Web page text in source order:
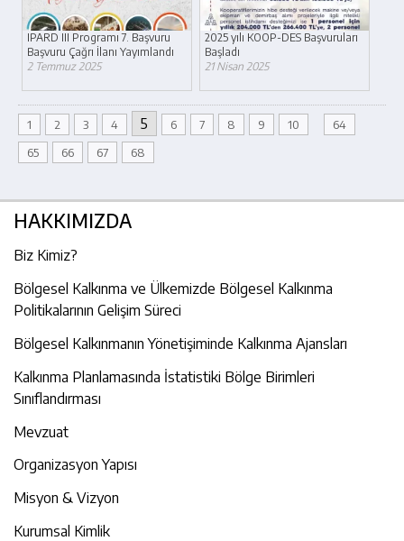
IPARD III Programı 7. Başvuru
Başvuru Çağrı İlanı Yayımlandı
2 Temmuz 2025
2025 yılı KOOP-DES Başvuruları
Başladı
21 Nisan 2025
1 2 3 4 5 6 7 8 9 10
64
65
66 67 68
HAKKIMIZDA
Biz Kimiz?
Bölgesel Kalkınma ve Ülkemizde Bölgesel Kalkınma
Politikalarının Gelişim Süreci
Bölgesel Kalkınmanın Yönetişiminde Kalkınma Ajansları
Kalkınma Planlamasında İstatistiki Bölge Birimleri
Sınıflandırması
Mevzuat
Organizasyon Yapısı
Misyon & Vizyon
Kurumsal Kimlik